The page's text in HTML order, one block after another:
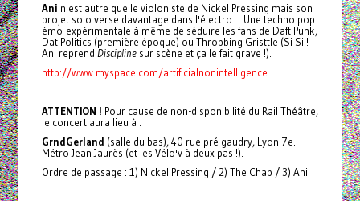
Ani n'est autre que le violoniste de Nickel Pressing mais son
projet solo verse davantage dans l'électro… Une techno pop
émo-expérimentale à même de séduire les fans de Daft Punk,
Dat Politics (première époque) ou Throbbing Gristtle (Si Si !
Ani reprend Disciplinesur scène et ça le fait grave !).
http://www.myspace.com/artificialnonintelligence
ATTENTION ! Pour cause de non-disponibilité du Rail Théâtre,
le concert aura lieu à :
GrndGerland (salle du bas), 40 rue pré gaudry, Lyon 7e.
Métro Jean Jaurès (et les Vélo'v à deux pas !).
Ordre de passage : 1) Nickel Pressing / 2) The Chap / 3) Ani